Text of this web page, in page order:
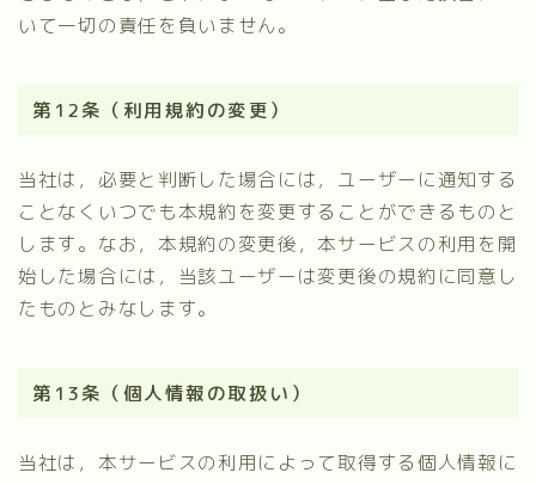
いて一切の責任を負いません。
第12条（利用規約の変更）
当社は，必要と判断した場合には，ユーザーに通知する
ことなくいつでも本規約を変更することができるものと
します。なお，本規約の変更後，本サービスの利用を開
始した場合には，当該ユーザーは変更後の規約に同意し
たものとみなします。
第13条（個人情報の取扱い）
当社は，本サービスの利用によって取得する個人情報に